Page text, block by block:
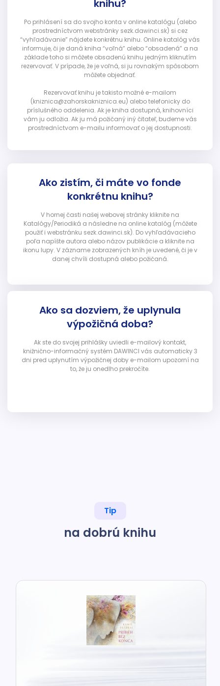
knihu?
Po prihlásení sa do svojho konta v online katalógu (alebo
prostredníctvom webstránky sezk.dawinci.sk) si cez
“vyhľadávanie” nájdete konkrétnu knihu. Online katalóg vás
informuje, či je daná kniha “voľná” alebo “obsadená” a na
základe toho si môžete obsadenú knihu jedným kliknutím
rezervovať. V prípade, že je voľná, si ju rovnakým spôsobom
môžete objednať.
Rezervovať knihu je takisto možné e-mailom
(kniznica@zahorskakniznica.eu) alebo telefonicky do
príslušného oddelenia. Ak je kniha dostupná, knihovníci
vám ju odložia. Ak ju má požičaný iný čitateľ, budeme vás
prostredníctvom e-mailu informovať o jej dostupnosti.
Ako zistím, či máte vo fonde
konkrétnu knihu?
V hornej časti našej webovej stránky kliknite na
Katalógy/Periodiká a následne na online katalóg (môžete
použiť i webstránku sezk.dawinci.sk). Do vyhľadávacieho
poľa napíšte autora alebo názov publikácie a kliknite na
ikonu lupy. V zázname zobrazených kníh je uvedené, či je v
danej chvíli dostupná alebo požičaná.
Ako sa dozviem, že uplynula
výpožičná doba?
Ak ste do svojej prihlášky uviedli e-mailový kontakt,
knižnično-informačný systém DAWINCI vás automaticky 3
dni pred uplynutím výpožičnej doby e-mailom upozorní na
to, že ju onedlho prekročíte.
Tip
na dobrú knihu